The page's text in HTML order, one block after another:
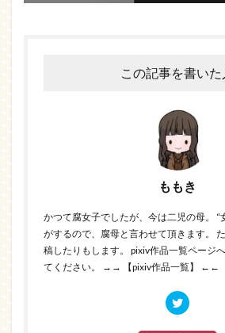
この記事を書いた
ももき
かつて腐女子でしたが、今は二児の母。 “
がするので、腐母と言わせて頂きます。
稿したりもします。 pixiv作品一覧ページ
てください。
→→ 【pixiv作品一覧】 ←←